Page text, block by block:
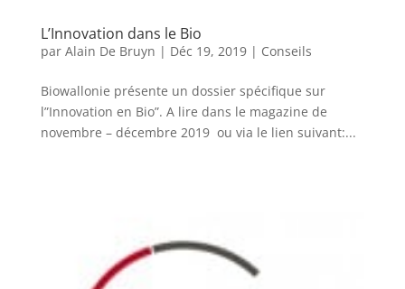
L’Innovation dans le Bio
par Alain De Bruyn | Déc 19, 2019| Conseils
Biowallonie présente un dossier spécifique sur
l”Innovation en Bio”. A lire dans le magazine de
novembre – décembre 2019 ou via le lien suivant:...